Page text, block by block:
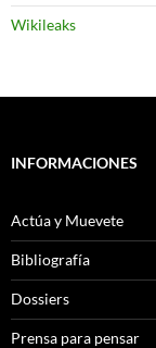
Wikileaks
INFORMACIONES
Actúa y Muevete
Bibliografía
Dossiers
Prensa para pensar